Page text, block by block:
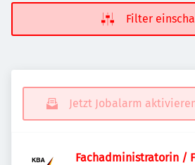
Filter
Jetzt Jobalarm
Fachadministratorin /